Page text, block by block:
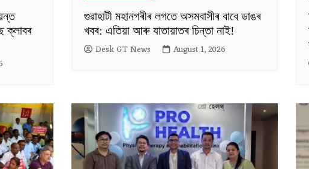
ক্লাবৰ
গুৱাহাটী মহানগৰীৰ লগতে অসমবাসীৰ বাবে ডাঙৰ
খবৰ: এতিয়া আৰু যাতায়াতৰ চিন্তা নাই!
Desk GT News August 1, 2026